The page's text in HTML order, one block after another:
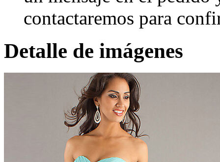
contactaremos para
Detalle de imágenes